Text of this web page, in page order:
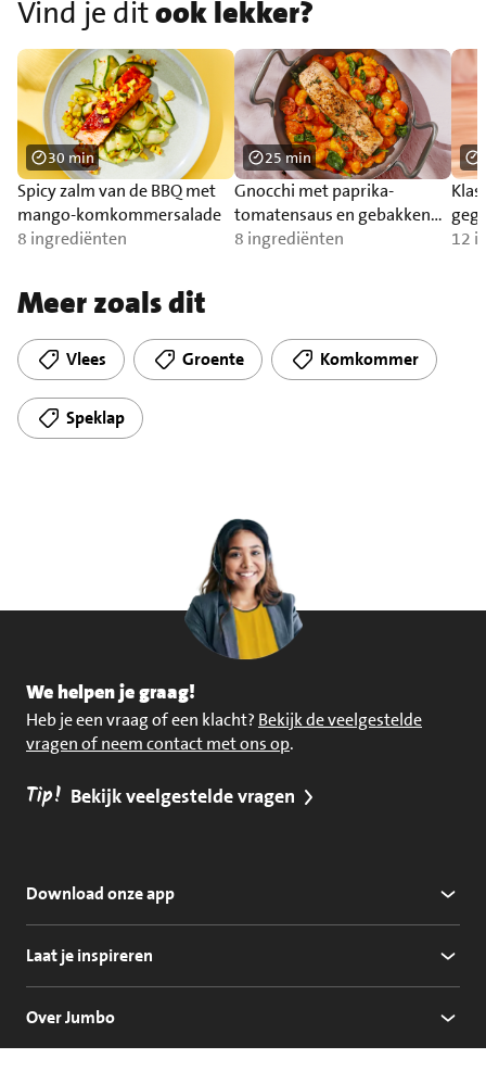
Vind je ditook lekker?
Spicy zalm van de BBQ met
mango-komkommersalade
8 ingrediënten
30 min
Gnocchi met paprika-
tomatensaus en gebakken
zalm
8 ingrediënten
25 min
12
Meer zoals dit
Vlees Groente Komkommer
Speklap
We helpen je graag!
Heb je een vraag of een klacht? Bekijk de veelgestelde
vragen of neem contact met ons op.
Tip! Bekijk veelgestelde vragen
Download onze app
Laat je inspireren
Over Jumbo